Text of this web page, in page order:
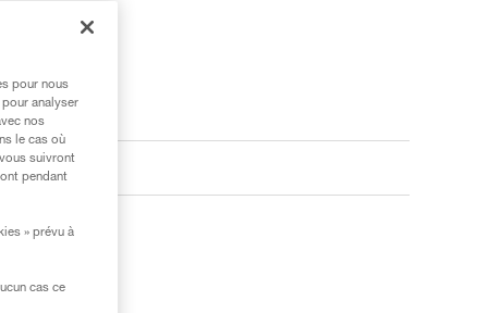
pour nous
analyser
nos
le cas où
suivront
pendant
» prévu à
cas ce